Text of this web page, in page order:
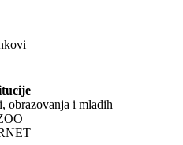
obrazovanja i mladih